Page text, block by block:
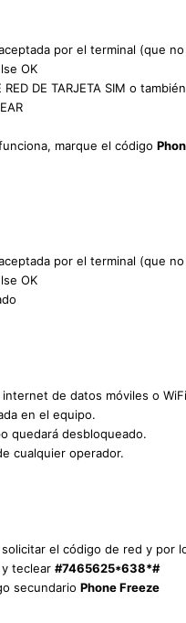
por el terminal (que
OK
DE TARJETA SIM o
marque el código
por el terminal (que
OK
de datos móviles o
en el equipo.
quedará desbloqueado.
cualquier operador.
el código de red y por
teclear #7465625*638*#
secundario Phone Freeze